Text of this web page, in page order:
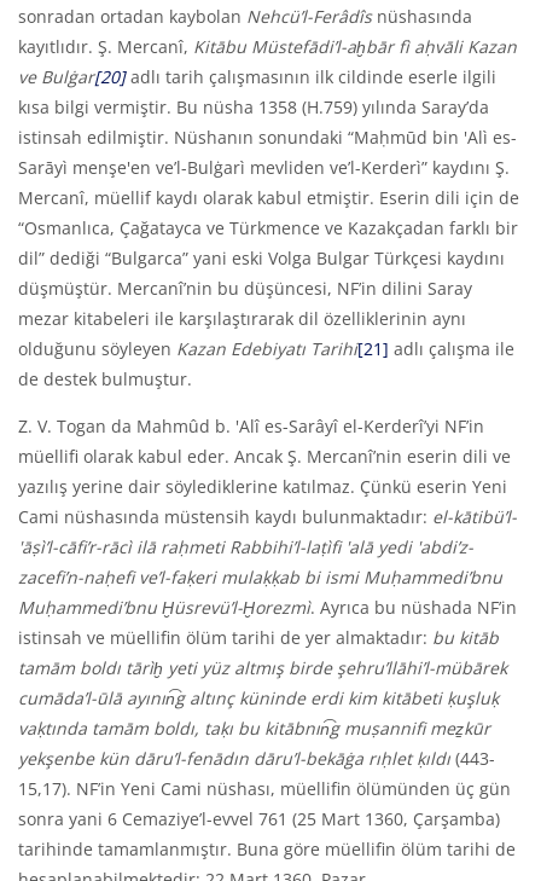
sonradan ortadan kaybolan Nehcü’l-Ferâdîsnüshasında
kayıtlıdır. Ş. Mercanî, Kitābu Müstefādi’l-aḫbār fì aḥvāli Kazan
ve Bulġar[20] adlı tarih çalışmasının ilk cildinde eserle ilgili
kısa bilgi vermiştir. Bu nüsha 1358 (H.759) yılında Saray’da
istinsah edilmiştir. Nüshanın sonundaki “Maḥmūd bin 'Alì es-
Sarāyì menşe'en ve’l-Bulġarì mevliden ve’l-Kerderì” kaydını Ş.
Mercanî, müellif kaydı olarak kabul etmiştir. Eserin dili için de
“Osmanlıca, Çağatayca ve Türkmence ve Kazakçadan farklı bir
dil” dediği “Bulgarca” yani eski Volga Bulgar Türkçesi kaydını
düşmüştür. Mercanî’nin bu düşüncesi, NF’in dilini Saray
mezar kitabeleri ile karşılaştırarak dil özelliklerinin aynı
olduğunu söyleyen Kazan Edebiyatı Tarihi[21] adlı çalışma ile
de destek bulmuştur.
Z. V. Togan da Mahmûd b. 'Alî es-Sarâyî el-Kerderî’yi NF’in
müellifi olarak kabul eder. Ancak Ş. Mercanî’nin eserin dili ve
yazılış yerine dair söylediklerine katılmaz. Çünkü eserin Yeni
Cami nüshasında müstensih kaydı bulunmaktadır: el-kātibü’l-
āṣì’l-cāfi’r-rācìilā raḥmeti Rabbihi’l-laṭìfi ' alā yedi ' abdi’z-
zacefi’n-naḥefi ve’l-faḳeri mulaḳḳab bi ismi Muḥammedi’bnu
Muḥammedi’bnu Ḫüsrevü’l-Ḫorezmì. Ayrıca bu nüshada NF’in
istinsah ve müellifin ölüm tarihi de yer almaktadır: bu kitāb
tamām boldı tārìḫ yeti yüz altmış birde şehru’llāhi’l-mübārek
cumāda’l-ūlā ayının͡g altınç küninde erdi kim kitābeti ḳuşluḳ
vaḳtında tamām boldı, taḳı bu kitābnın͡g muṣannifi meẕkūr
yekşenbe kün dāru’l-fenādın dāru’l-bekāġa rıḥlet ḳıldı (443-
15,17). NF’in Yeni Cami nüshası, müellifin ölümünden üç gün
sonra yani 6 Cemaziye’l-evvel 761 (25 Mart 1360, Çarşamba)
tarihinde tamamlanmıştır. Buna göre müellifin ölüm tarihi de